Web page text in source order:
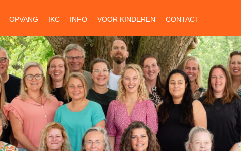
OPVANG IKC INFO VOOR KINDEREN CONTACT